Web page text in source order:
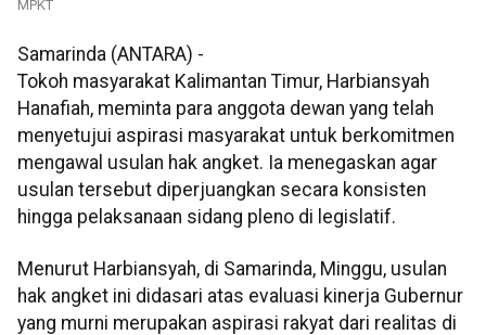
MPKT
Samarinda (ANTARA) -
Tokoh masyarakat Kalimantan Timur, Harbiansyah
Hanafiah, meminta para anggota dewan yang telah
menyetujui aspirasi masyarakat untuk berkomitmen
mengawal usulan hak angket. Ia menegaskan agar
usulan tersebut diperjuangkan secara konsisten
hingga pelaksanaan sidang pleno di legislatif.
Menurut Harbiansyah, di Samarinda, Minggu, usulan
hak angket ini didasari atas evaluasi kinerja Gubernur
yang murni merupakan aspirasi rakyat dari realitas di